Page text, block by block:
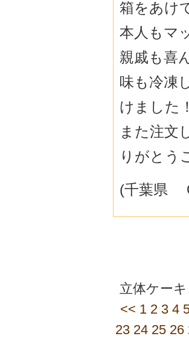
箱をあけ
本人もマ
親戚も喜
味も冷凍
けました！
また注文
りがとう
(千葉県
立体ケー
<< 1 2 3 4
23 24 25 26